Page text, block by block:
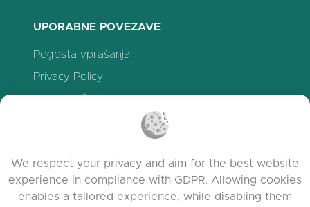
UPORABNE POVEZAVE
Pogosta vprašanja
Privacy Policy
We respect your privacy and aim for the best website
experience in compliance with GDPR. Allowing cookies
enables a tailored experience, while disabling them